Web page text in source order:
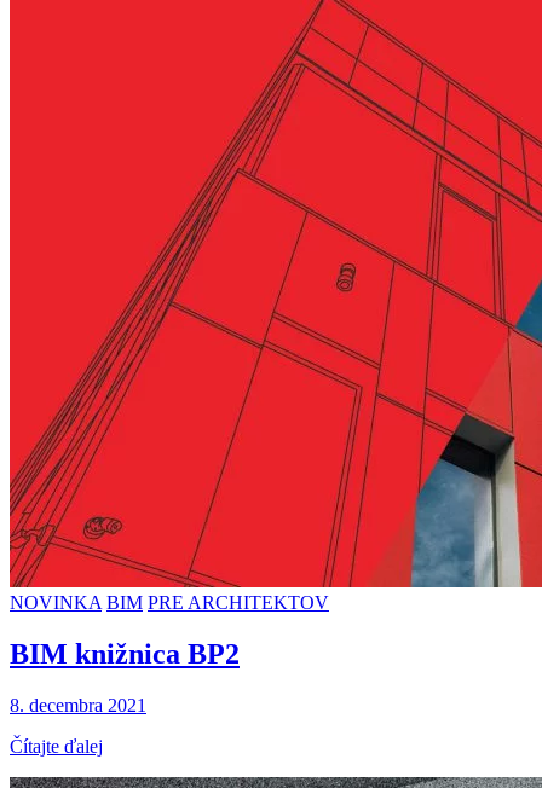
NOVINKA BIM PRE ARCHITEKTOV
BIM knižnica BP2
8. decembra 2021
Čítajte ďalej